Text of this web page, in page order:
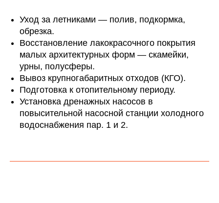
Уход за летниками — полив, подкормка,
обрезка.
Восстановление лакокрасочного покрытия
малых архитектурных форм — скамейки,
урны, полусферы.
Вывоз крупногабаритных отходов (КГО).
Подготовка к отопительному периоду.
Установка дренажных насосов в
повысительной насосной станции холодного
водоснабжения пар. 1 и 2.